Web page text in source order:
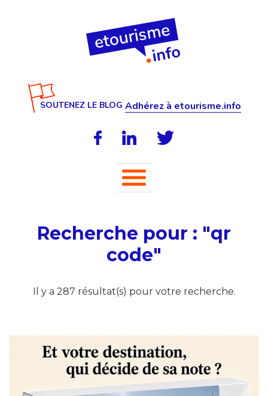
SOUTENEZ LE BLOG Adhérez à etourisme.info
Recherche pour : "qr
code"
Il y a 287 résultat(s) pour votre recherche.